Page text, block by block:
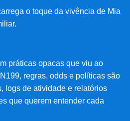
o toque da vivência de Mia
práticas opacas que viu ao
regras, odds e políticas são
logs de atividade e relatórios
que querem entender cada